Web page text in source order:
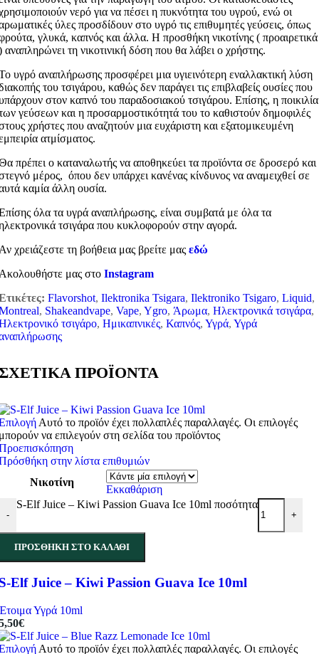
νερό για να πέσει η πυκνότητα του υγρού, ενώ οι
ύλες προσδίδουν στο υγρό τις επιθυμητές γεύσεις, όπως
γλυκά, καπνός και άλλα. Η προσθήκη νικοτίνης ( προαιρετικά
αναπληρώνει τη νικοτινική δόση που θα λάβει ο χρήστης.
υγρό αναπλήρωσης προσφέρει μια υγιεινότερη εναλλακτική λύση
του τσιγάρου, καθώς δεν παράγει τις επιβλαβείς ουσίες που
στον καπνό του παραδοσιακού τσιγάρου. Επίσης, η ποικιλία
γεύσεων και η προσαρμοστικότητά του το καθιστούν δημοφιλές
χρήστες που αναζητούν μια ευχάριστη και εξατομικευμένη
ατμίσματος.
πρέπει ο καταναλωτής να αποθηκεύει τα προϊόντα σε δροσερό και
μέρος, όπου δεν υπάρχει κανένας κίνδυνος να αναμειχθεί σε
καμία άλλη ουσία.
όλα τα υγρά αναπλήρωσης, είναι συμβατά με όλα τα
τσιγάρα που κυκλοφορούν στην αγορά.
χρειάζεστε τη βοήθεια μας βρείτε μας εδώ
μας στο Instagram
Flavorshot, Ilektronika Tsigara, Ilektroniko Tsigaro, Liquid,
, Shakeandvape, Vape, Ygro, Άρωμα, Ηλεκτρονικά τσιγάρα,
τσιγάρο, Ημικαπνικές, Καπνός, Υγρά, Υγρά
ΠΡΟΪΟΝΤΑ
Αυτό το προϊόν έχει πολλαπλές παραλλαγές. Οι επιλογές
να επιλεγούν στη σελίδα του προϊόντος
στην λίστα επιθυμιών
Νικοτίνη
Εκκαθάριση
-
S-Elf Juice – Kiwi Passion Guava Ice 10ml ποσότητα
+
ΠΡΟΣΘΉΚΗ ΣΤΟ ΚΑΛΆΘΙ
Elf Juice – Kiwi Passion Guava Ice 10ml
Υγρά 10ml
€
Αυτό το προϊόν έχει πολλαπλές παραλλαγές. Οι επιλογές